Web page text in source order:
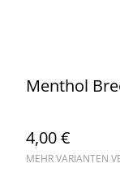
Menthol
4,00 €
MEHR VARIANTEN